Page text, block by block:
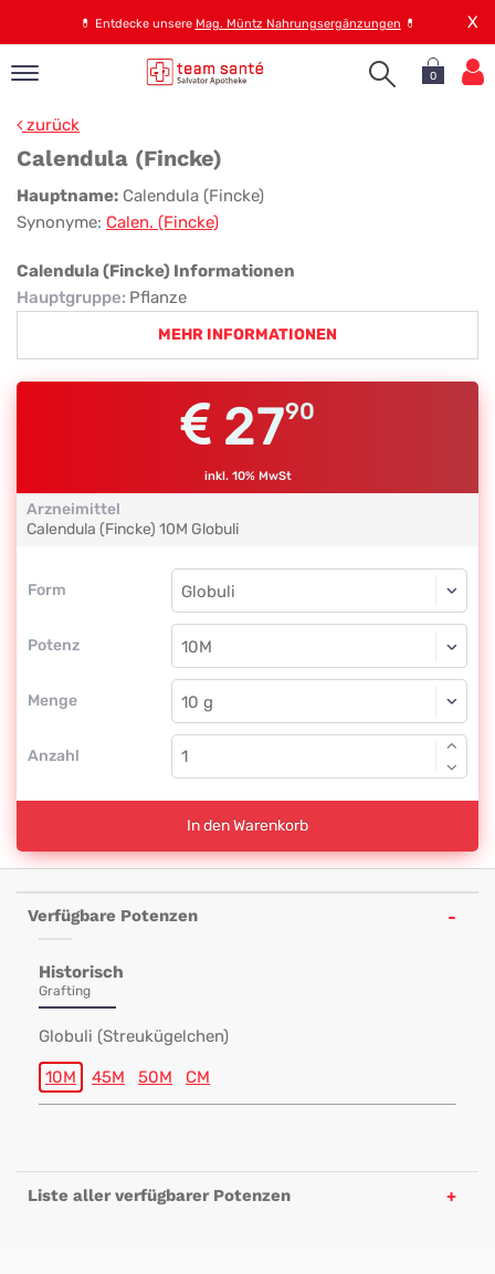
💊 Entdecke unsere Mag. Müntz Nahrungsergänzungen 💊 X
0
zurück
Calendula (Fincke)
Calendula
(Fincke)
Hauptname: Calendula (Fincke)
Synonyme: Calen. (Fincke)
Calendula (Fincke) Informationen
Hauptgruppe: Pflanze
MEHR INFORMATIONEN
2790
inkl. 10% MwSt
Arzneimittel
Calendula (Fincke) 10M Globuli
Form
Form
Potenz
Globuli
10M
Menge
Globuli
Anzahl
In den Warenkorb
Verfügbare Potenzen
Historisch
Grafting
Globuli (Streukügelchen)
10M 45M 50M CM
Liste aller verfügbarer Potenzen